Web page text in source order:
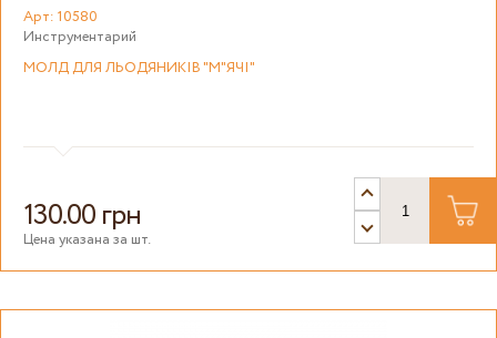
Арт: 10580
Инструментарий
МОЛД ДЛЯ ЛЬОДЯНИКІВ "М"ЯЧІ"
130.00 грн
Цена указана за шт.